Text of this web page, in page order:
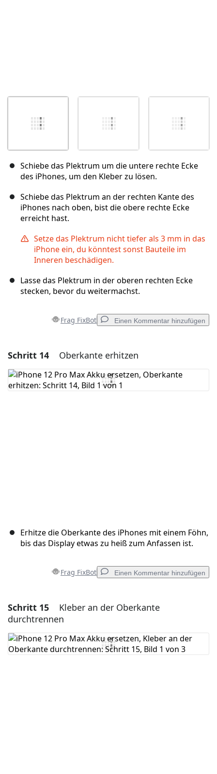
Schiebe das Plektrum um die untere rechte Ecke
des iPhones, um den Kleber zu lösen.
Schiebe das Plektrum an der rechten Kante des
iPhones nach oben, bist die obere rechte Ecke
erreicht hast.
Setze das Plektrum nicht tiefer als 3 mm in das
iPhone ein, du könntest sonst Bauteile im
Inneren beschädigen.
Lasse das Plektrum in der oberen rechten Ecke
stecken, bevor du weitermachst.
Frag FixBot Einen Kommentar hinzufügen
Einen Kommentar hinzufügen
Kommentar hinzufügen
Schritt 14 Oberkante erhitzen
Erhitze die Oberkante des iPhones mit einem Föhn,
bis das Display etwas zu heiß zum Anfassen ist.
Frag FixBot Einen Kommentar hinzufügen
Einen Kommentar hinzufügen
Kommentar hinzufügen
Schritt 15
Kleber an der Oberkante
durchtrennen